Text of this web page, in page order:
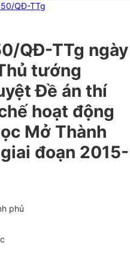
QĐ-TTg
QĐ-TTg ngày
tướng
Đề án thí
hoạt động
Mở Thành
đoạn 2015-
phủ